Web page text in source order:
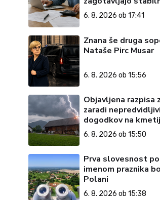
okolje
6. 8. 2026 ob 17:41
Znana še druga
Nataše Pirc Musar
6. 8. 2026 ob 15:56
Objavljena razpisa
zaradi
dogodkov na
6. 8. 2026 ob 15:50
Prva slovesnost
imenom praznika
Polani
6. 8. 2026 ob 15:38